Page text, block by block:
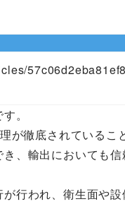
。
が徹底されているこ
、輸出においても信
行われ、衛生面や